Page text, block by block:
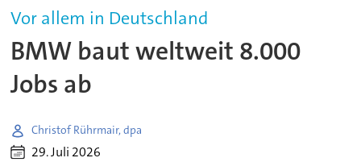
Vor allem in Deutschland
BMW baut weltweit 8.000
Jobs ab
Christof Rührmair, dpa
29. Juli 2026